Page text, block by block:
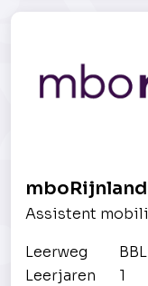
Assistent
Leerweg
BBL
Leerjaren
1